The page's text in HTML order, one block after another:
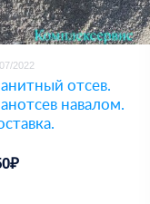
2022
отсев.
навалом.